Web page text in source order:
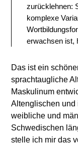
zurücklehnen:
komplexe
erwachsen ist,
Das ist ein
sprachtaugliche
Maskulinum
Altenglischen und
weibliche und
Schwedischen
stelle ich mir das